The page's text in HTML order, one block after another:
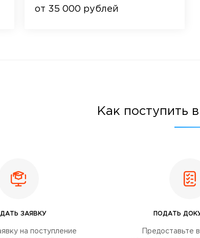
от 35 000 рублей
Как поступить
ЗАЯВКУ
на поступление
ПОДАТЬ
Предоставьте